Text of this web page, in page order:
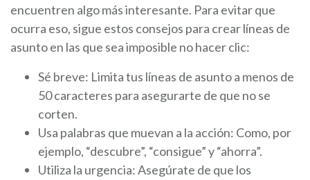
encuentren algo más interesante. Para evitar que
ocurra eso, sigue estos consejos para crear líneas de
asunto en las que sea imposible no hacer clic:
Sé breve: Limita tus líneas de asunto a menos de
50 caracteres para asegurarte de que no se
corten.
Usa palabras que muevan a la acción: Como, por
ejemplo, “descubre”, “consigue” y “ahorra”.
Utiliza la urgencia: Asegúrate de que los